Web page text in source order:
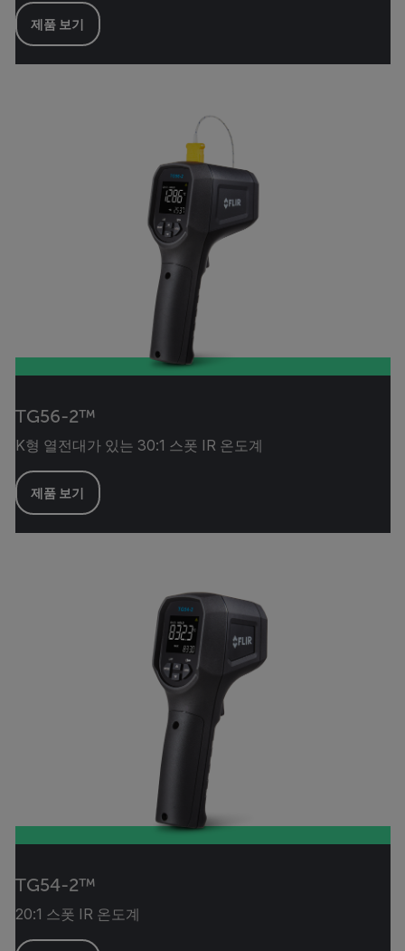
제품 보기
TG56-2™
K형 열전대가 있는 30:1 스폿 IR 온도계
제품 보기
TG54-2™
20:1 스폿 IR 온도계